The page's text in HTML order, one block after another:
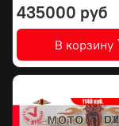
435000 руб
В корзину